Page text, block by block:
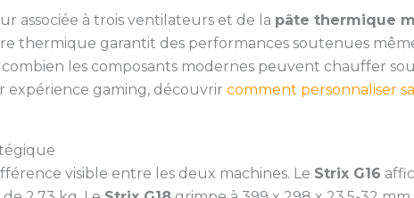
associée à trois ventilateurs et de la pâte thermique
thermique garantit des performances soutenues
les composants modernes peuvent chauffer
expérience gaming, découvrir comment personnaliser
visible entre les deux machines. Le Strix G16